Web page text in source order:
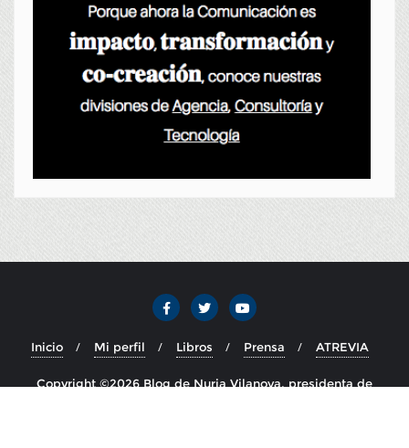
Inicio Mi perfil Libros Prensa ATREVIA
Copyright ©2026 Blog de Nuria Vilanova, presidenta de